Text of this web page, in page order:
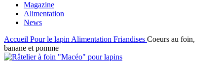
Magazine
Alimentation
News
Accueil Pour le lapin Alimentation Friandises Coeurs au foin,
banane et pomme